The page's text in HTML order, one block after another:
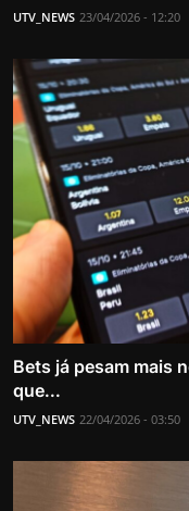
UTV_NEWS 23/04/2026 - 12:20
Bets já pesam mais
que...
UTV_NEWS 22/04/2026 - 03:50